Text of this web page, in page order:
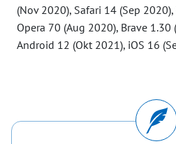
(Nov 2020), Safari 14 (Sep
Opera 70 (Aug 2020), Brave 1.30
Android 12 (Okt 2021), iOS 16